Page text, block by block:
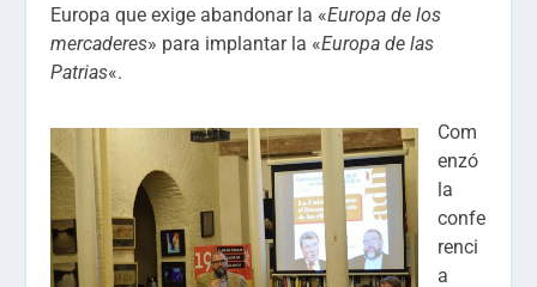
Europa que exige abandonar la «Europa de los
mercaderes» para implantar la «Europa de las
Patrias«.
Com
enzó
la
confe
renci
a